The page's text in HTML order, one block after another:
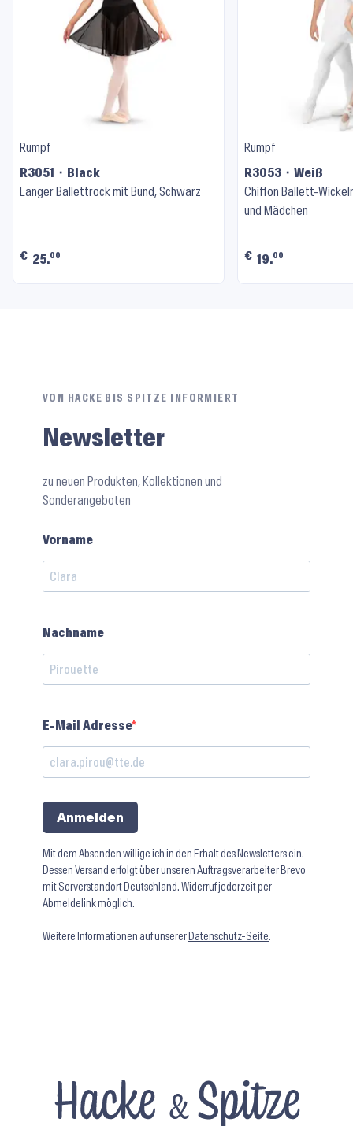
Rumpf
R3051 ⬝ Black
Langer Ballettrock mit Bund, Schwarz
€ 25.00
Rumpf
R3053 ⬝ Weiß
Chiffon Ballett-
und Mädchen
€ 19.00
VON HACKE BIS SPITZE INFORMIERT
Newsletter
zu neuen Produkten, Kollektionen und
Sonderangeboten
Vorname
Nachname
E-Mail Adresse
Anmelden
Mit dem Absenden willige ich in den Erhalt des Newsletters ein.
Dessen Versand erfolgt über unseren Auftragsverarbeiter Brevo
mit Serverstandort Deutschland. Widerruf jederzeit per
Abmeldelink möglich.
Weitere Informationen auf unserer Datenschutz-Seite.